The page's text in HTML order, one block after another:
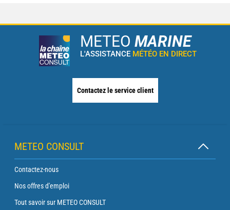
METEO MARINE
L'ASSISTANCE MÉTÉO EN DIRECT
Contactez le service client
METEO CONSULT
Contactez-nous
Nos offres d'emploi
Tout savoir sur METEO CONSULT